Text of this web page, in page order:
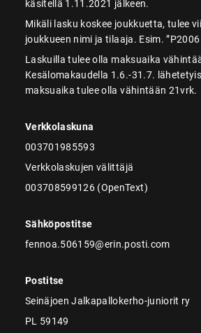
käsitellä 1.11.2021 jälkeen.
Mikäli lasku koskee joukkuetta, tulee
joukkueen nimi ja tilaaja. Esim.
Laskuilla tulee olla maksuaika
Kesälomakaudella 1.6.-31.7.
maksuaika tulee olla vähintään 21vrk.
Verkkolaskuna
003701985593
Verkkolaskujen välittäjä
003708599126 (OpenText)
Sähköpostitse
fennoa.506159@erin.posti.com
Postitse
Seinäjoen Jalkapallokerho-juniorit ry
PL 59149